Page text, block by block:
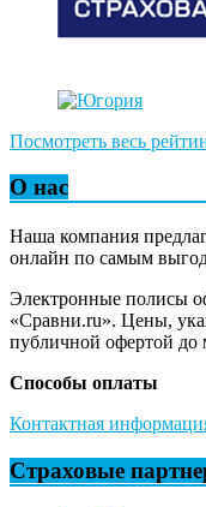
Посмотреть весь
О нас
Наша компания
онлайн по самым
Электронные полисы
«Сравни.ru». Цены,
публичной офертой до
Способы оплаты
Контактная
Страховые